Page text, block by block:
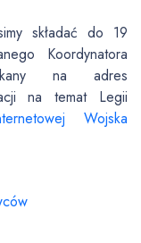
składać do 19
Koordynatora
na adres
na temat Legii
Wojska